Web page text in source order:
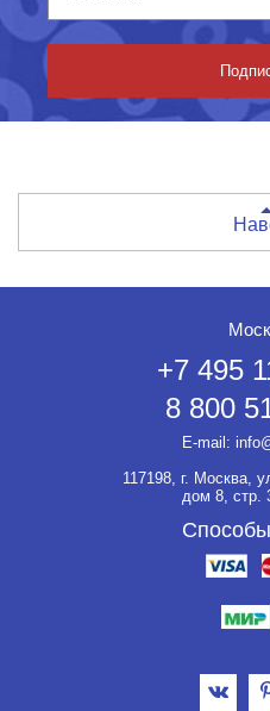
+7 495
8 800
E-mail:
117198, г. Москва,
дом 8, стр.